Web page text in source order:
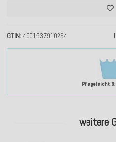
Pflegeleicht &
GTIN 4001537910264
weitere